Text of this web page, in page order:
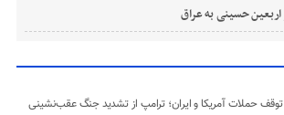
توقف حملات آمریکا و ایران؛ ترامپ از تشدید جنگ عقب‌نشینی